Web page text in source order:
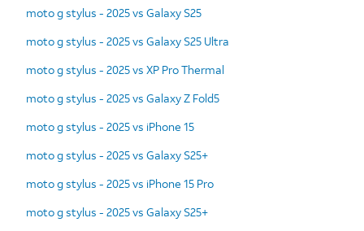
moto g stylus - 2025 vs Galaxy S25
moto g stylus - 2025 vs Galaxy S25 Ultra
moto g stylus - 2025 vs XP Pro Thermal
moto g stylus - 2025 vs Galaxy Z Fold5
moto g stylus - 2025 vs iPhone 15
moto g stylus - 2025 vs Galaxy S25+
moto g stylus - 2025 vs iPhone 15 Pro
moto g stylus - 2025 vs Galaxy S25+